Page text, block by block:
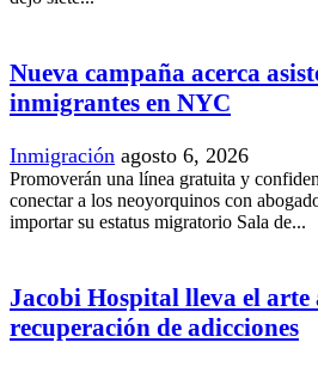
Nueva campaña acerca
inmigrantes en NYC
Inmigración agosto 6, 2026
Promoverán una línea gratuita y
conectar a los neoyorquinos con
importar su estatus migratorio Sala de...
Jacobi Hospital lleva el arte
recuperación de adicciones